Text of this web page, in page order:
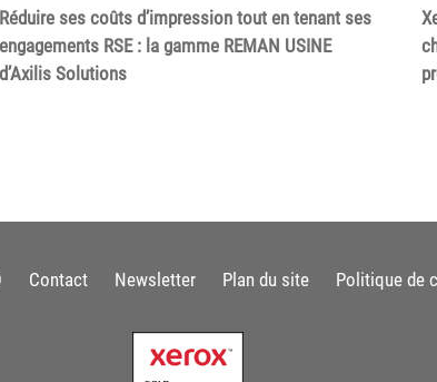
Réduire ses coûts d’impression tout en tenant ses
engagements RSE : la gamme REMAN USINE
d’Axilis Solutions
Contact Newsletter Plan du site Politique de